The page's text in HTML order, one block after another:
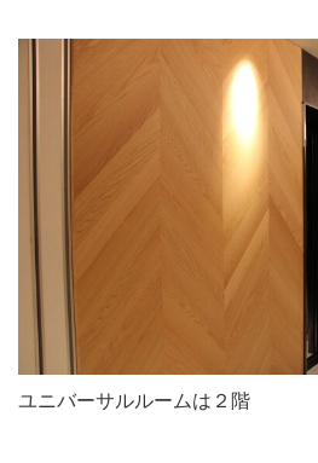
ユニバーサルルームは２階